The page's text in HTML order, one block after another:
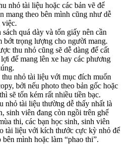
nhỏ tài liệu hoặc các bản vẽ để
mang theo bên mình cũng như dễ
việc.
quá dày và tốn giấy nên cần
bớt trọng lượng cho người mang.
thu nhỏ cũng sẽ dễ dàng để cất
để mang lên xe hay các phương
nhỏ tài liệu với mục đích muốn
bởi nếu photo theo bản gốc hoặc
sẽ tốn kém rất nhiều tiền bạc.
nhỏ tài liệu thường dễ thấy nhất là
sinh viên đang còn ngồi trên ghế
thi, các bạn học sinh, sinh viên
tài liệu với kích thước cực kỳ nhỏ để
mình hoặc làm “phao thi”.